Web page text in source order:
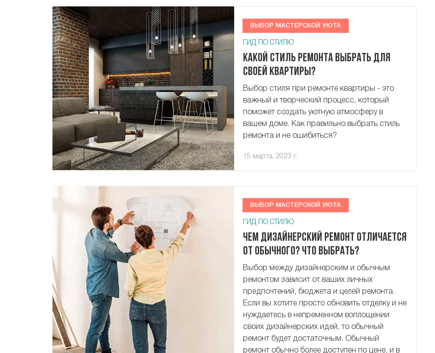
ВЫБОР МАСТЕРСКОЙ УЮТА
ГИД ПО СТИЛЮ
Какой стиль ремонта выбрать для
своей квартиры?
Выбор стиля при ремонте квартиры - это
важный и творческий процесс, который
поможет создать уютную атмосферу в
вашем доме. Как правильно выбрать стиль
ремонта и не ошибиться?
15 марта, 2023 г.
ВЫБОР МАСТЕРСКОЙ УЮТА
ГИД ПО СТИЛЮ
Чем дизайнерский ремонт отличается
от обычного? Что выбрать?
Выбор между дизайнерским и обычным
ремонтом зависит от ваших личных
предпочтений, бюджета и целей ремонта.
Если вы хотите просто обновить отделку и не
нуждаетесь в непременном воплощении
своих дизайнерских идей, то обычный
ремонт будет достаточным. Обычный
ремонт обычно более доступен по цене, и в